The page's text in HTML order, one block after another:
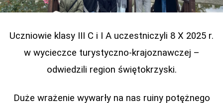
Uczniowie klasy III C i I A uczestniczyli 8 X 2025 r.
w wycieczce turystyczno-krajoznawczej –
odwiedzili region świętokrzyski.
Duże wrażenie wywarły na nas ruiny potężnego